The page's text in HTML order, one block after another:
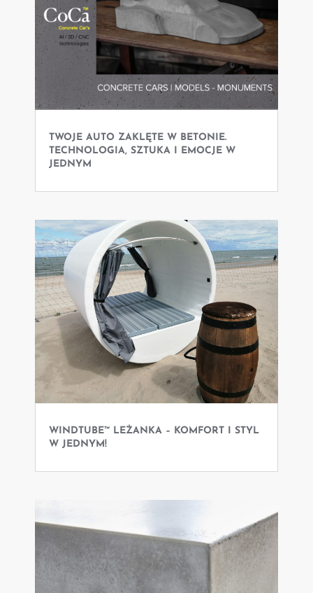
TWOJE AUTO ZAKLĘTE W BETONIE.
TECHNOLOGIA, SZTUKA I EMOCJE W
JEDNYM
WINDTUBE™ LEŻANKA – KOMFORT I STYL
W JEDNYM!